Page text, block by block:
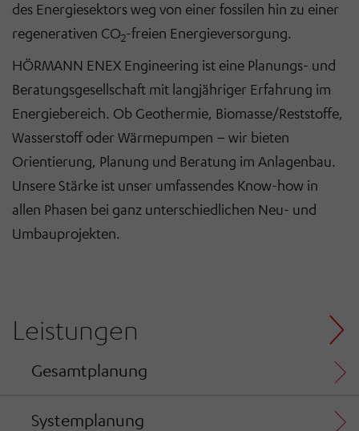
des Energiesektors weg von einer fossilen hin zu einer
regenerativen CO2-freien Energieversorgung.
HÖRMANN ENEX Engineering ist eine Planungs- und
Beratungsgesellschaft mit langjähriger Erfahrung im
Energiebereich. Ob Geothermie, Biomasse/Reststoffe,
Wasserstoff oder Wärmepumpen – wir bieten
Orientierung, Planung und Beratung im Anlagenbau.
Unsere Stärke ist unser umfassendes Know-how in
allen Phasen bei ganz unterschiedlichen Neu- und
Umbauprojekten.
Leistungen
Gesamtplanung
Systemplanung